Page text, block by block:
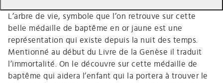
L’arbre de vie, symbole que l’on retrouve sur cette
belle médaille de baptême en or jaune est une
représentation qui existe depuis la nuit des temps.
Mentionné au début du Livre de la Genèse il traduit
l’immortalité. On le découvre sur cette médaille de
baptême qui aidera l’enfant qui la portera à trouver le